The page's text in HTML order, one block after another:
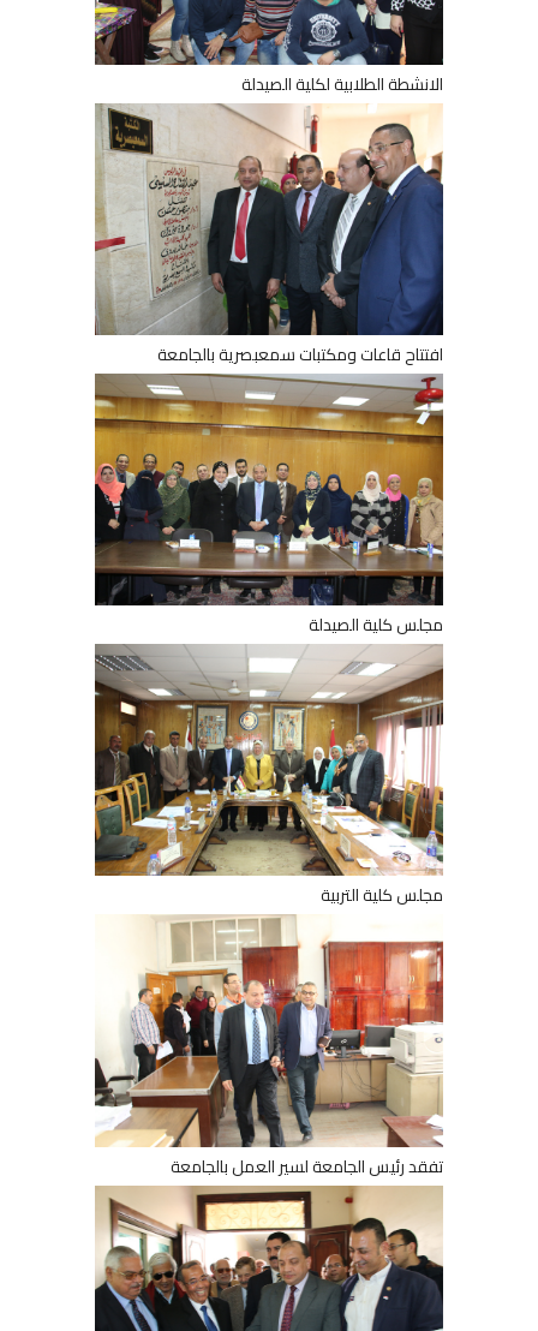
الانشطة الطلابية لكلية الصيدلة
افتتاح قاعات ومكتبات سمعبصرية بالجامعة
مجلس كلية الصيدلة
مجلس كلية التربية
تفقد رئيس الجامعة لسير العمل بالجامعة